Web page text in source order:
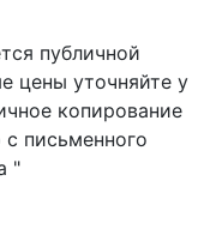
публичной
цены уточняйте у
копирование
письменного
"